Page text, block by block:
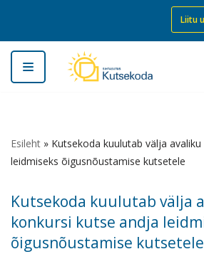
Skip
to
content
Liitu
Esileht » Kutsekoda kuulutab välja
leidmiseks õigusnõustamise kutsetele
Kutsekoda kuulutab välja
konkursi kutse andja
õigusnõustamise kutsetele